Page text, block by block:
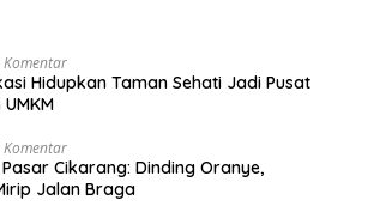
Komentar
Hidupkan Taman Sehati Jadi Pusat
Komentar
Cikarang: Dinding Oranye,
Jalan Braga